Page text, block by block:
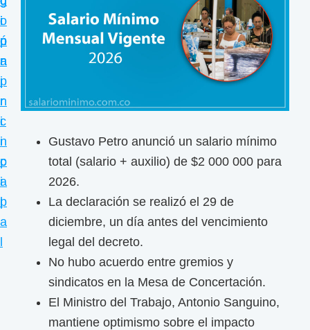
i
ó
n
p
r
i
n
c
i
p
a
o
p
r
i
n
c
i
p
a
l
i
n
a
l
Gustavo Petro anunció un salario mínimo
total (salario + auxilio) de $2 000 000 para
2026.
La declaración se realizó el 29 de
diciembre, un día antes del vencimiento
legal del decreto.
No hubo acuerdo entre gremios y
sindicatos en la Mesa de Concertación.
El Ministro del Trabajo, Antonio Sanguino,
mantiene optimismo sobre el impacto